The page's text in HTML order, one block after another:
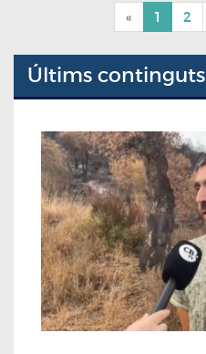
« 1 2
Últims continguts